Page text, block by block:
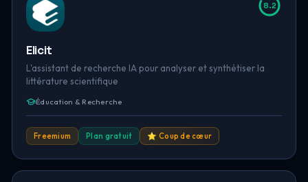
8.2
Elicit
L'assistant de recherche IA pour analyser et synthétiser la
littérature scientifique
Éducation & Recherche
Freemium Plan gratuit ⭐ Coup de cœur